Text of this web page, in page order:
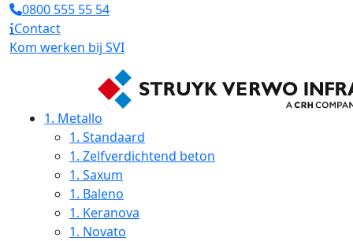
0800 555 55 54
Contact
Kom werken bij SVI
1. Metallo
1. Standaard
1. Zelfverdichtend beton
1. Saxum
1. Baleno
1. Keranova
1. Novato